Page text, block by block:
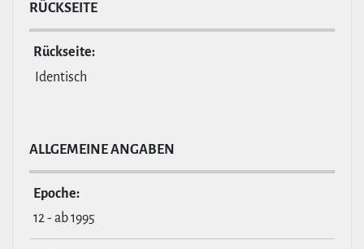
RÜCKSEITE
Rückseite:
Identisch
ALL­GE­MEINE ANGABEN
Epoche:
12 - ab 1995